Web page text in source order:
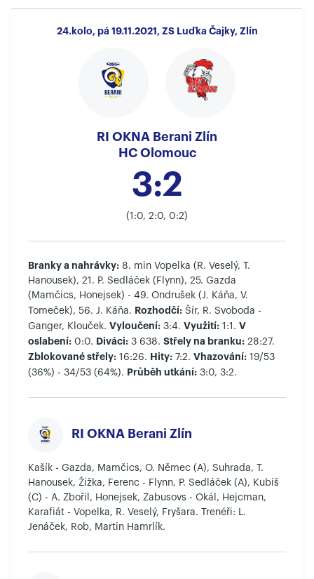
24.kolo, pá 19.11.2021, ZS Luďka Čajky, Zlín
RI OKNA Berani Zlín
HC Olomouc
3:2
(1:0, 2:0, 0:2)
Branky a nahrávky: 8. min Vopelka (R. Veselý, T.
Hanousek), 21. P. Sedláček (Flynn), 25. Gazda
(Mamčics, Honejsek) - 49. Ondrušek (J. Káňa, V.
Tomeček), 56. J. Káňa. Rozhodčí: Šír, R. Svoboda -
Ganger, Klouček. Vyloučení: 3:4. Využití: 1:1. V
oslabení: 0:0. Diváci: 3 638. Střely na branku: 28:27.
Zblokované střely: 16:26. Hity: 7:2. Vhazování: 19/53
(36%) - 34/53 (64%). Průběh utkání: 3:0, 3:2.
RI OKNA Berani Zlín
Kašík - Gazda, Mamčics, O. Němec (A), Suhrada, T.
Hanousek, Žižka, Ferenc - Flynn, P. Sedláček (A), Kubiš
(C) - A. Zbořil, Honejsek, Zabusovs - Okál, Hejcman,
Karafiát - Vopelka, R. Veselý, Fryšara. Trenéři: L.
Jenáček, Rob, Martin Hamrlík.